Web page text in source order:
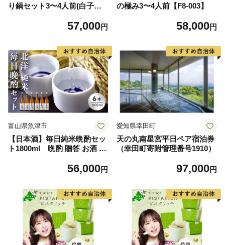
り鍋セット3〜4人前(白子、
57,000円
の極み3〜4人前【F8-003】
58,000円
富山県魚津市
【日本酒】毎日純米晩酌セッ
ト1800ml 晩酌 贈答 お酒 魚
56,000円
愛知県幸田町
天の丸南星宮平日ペア宿泊券
（幸田町寄附管理番号1910）
97,000円